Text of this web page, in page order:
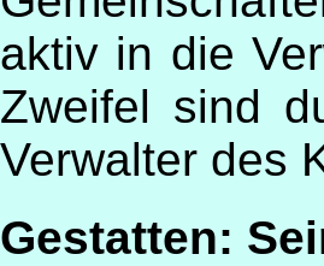
aktiv in die
Zweifel sind
Verwalter des
Gestatten: